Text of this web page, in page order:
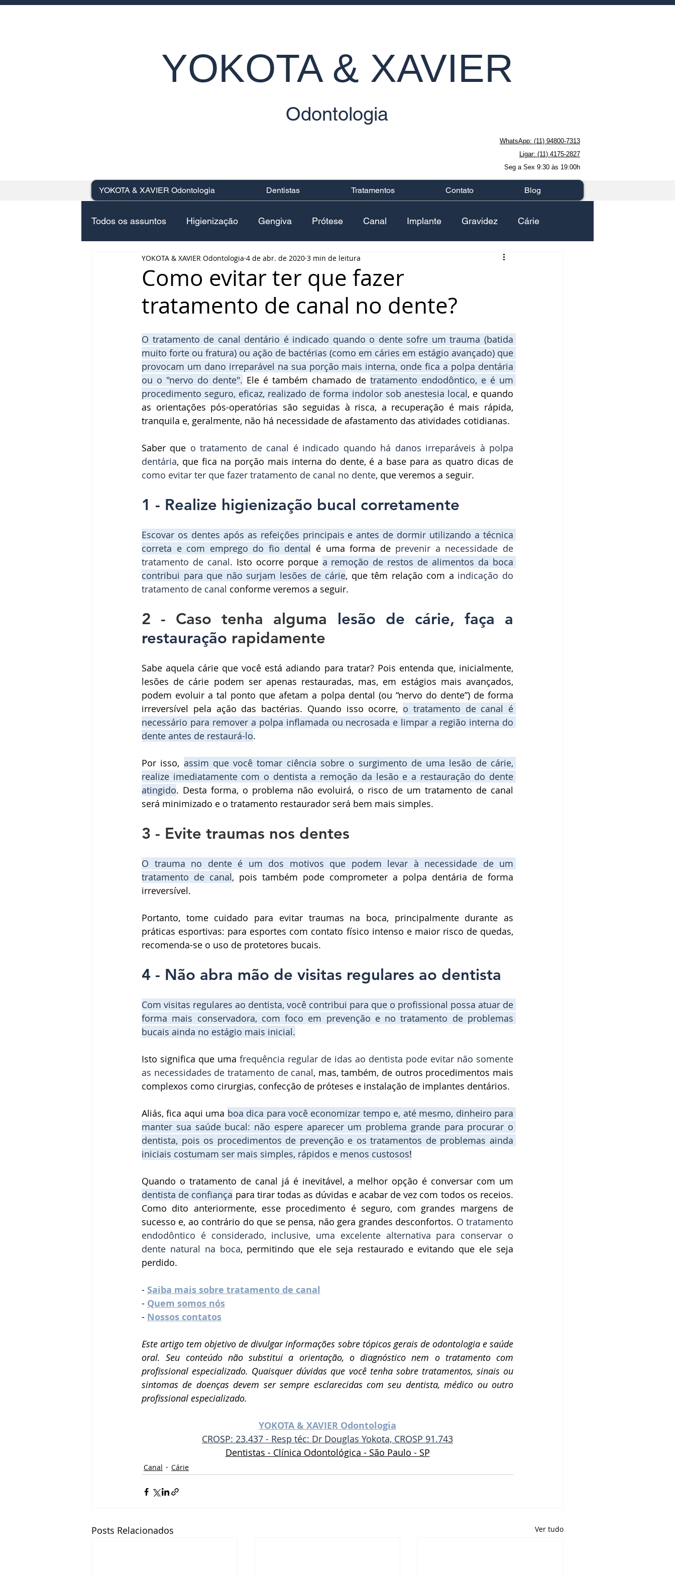
YOKOTA & XAVIER
Odontologia
WhatsApp: (11) 94800-7313
Ligar: (11) 4175-2827
Seg a Sex 9:30 às 19:00h
YOKOTA & XAVIER Odontologia Dentistas Tratamentos Contato Blog
Todos os assuntos Higienização Gengiva Prótese Canal Implante Gravidez Cárie
Clareamento Cirurgia Estética Idosos Alimentação Dor dental
Bruxismo Hálito Curiosidades Sobre Nós Economia
Como evitar ter que fazer
tratamento de canal no dente?
YOKOTA & XAVIER Odontologia 4 de abr. de 2020 3 min de leitura
O tratamento de canal dentário é indicado quando o dente sofre um trauma (batida
muito forte ou fratura) ou ação de bactérias (como em cáries em estágio avançado) que
provocam um dano irreparável na sua porção mais interna, onde fica a polpa dentária
ou o "nervo do dente". Ele é também chamado de tratamento endodôntico, e é um
procedimento seguro, eficaz, realizado de forma indolor sob anestesia local, e quando
as orientações pós-operatórias são seguidas à risca, a recuperação é mais rápida,
tranquila e, geralmente, não há necessidade de afastamento das atividades cotidianas.
Saber que o tratamento de canal é indicado quando há danos irreparáveis à polpa
dentária
como evitar ter que fazer tratamento de canal no dente, que veremos a seguir.
1 - Realize higienização bucal corretamente
Escovar os dentes após as refeições principais e antes de dormir utilizando a técnica
correta e com emprego do fio dental é uma forma de
tratamento de canal. Isto ocorre porque a remoção de restos de alimentos da boca
contribui para que não surjam lesões de cárie, que têm relação com a indicação do
tratamento de canal conforme veremos a seguir.
2 - Caso tenha alguma lesão de cárie, faça a
restauração rapidamente
Sabe aquela cárie que você está adiando para tratar? Pois entenda que, inicialmente,
lesões de cárie podem ser apenas restauradas, mas, em estágios mais avançados,
podem evoluir a tal ponto que afetam a polpa dental (ou “nervo do dente”) de forma
irreversível pela ação das bactérias. Quando isso ocorre, o tratamento de canal é
necessário para remover a polpa inflamada ou necrosada e limpar a região interna do
dente antes de restaurá-lo.
Por isso, assim que você tomar ciência sobre o surgimento de uma lesão de cárie
realize imediatamente com o dentista a remoção da lesão e a restauração do dente
atingido. Desta forma, o problema não evoluirá, o risco de um tratamento de canal
será minimizado e o tratamento restaurador será bem mais simples.
3 - Evite traumas nos dentes
tratamento de canal, pois também pode comprometer a polpa dentária de forma
irreversível.
Portanto, tome cuidado para evitar traumas na boca, principalmente durante as
práticas esportivas: para esportes com contato físico intenso e maior risco de quedas,
recomenda-se o uso de protetores bucais.
4 - Não abra mão de visitas regulares ao dentista
Com visitas regulares ao dentista, você contribui para que o profissional possa atuar de
forma mais conservadora, com foco em prevenção e no tratamento de problemas
bucais ainda no estágio mais inicial.
Isto significa que uma frequência regular de idas ao dentista pode evitar não somente
as necessidades de tratamento de canal, mas, também, de outros procedimentos mais
complexos como cirurgias, confecção de próteses e instalação de implantes dentários.
Aliás, fica aqui uma boa dica para você economizar tempo e, até mesmo, dinheiro para
manter sua saúde bucal: não espere aparecer um problema grande para procurar o
dentista, pois os procedimentos de prevenção e os tratamentos de problemas ainda
iniciais costumam ser mais simples, rápidos e menos custosos!
Quando o tratamento de canal
dentista de confiança para tirar todas as dúvidas e acabar de vez com todos os receios.
Como dito anteriormente, esse procedimento é seguro, com grandes margens de
sucesso e, ao contrário do que se pensa, não gera grandes desconfortos. O tratamento
endodôntico é considerado, inclusive, uma excelente alternativa para conservar o
dente natural na boca, permitindo que ele seja restaurado e evitando que ele seja
perdido.
- Saiba mais sobre tratamento de canal
- Quem somos nós
- Nossos contatos
Este artigo tem objetivo de divulgar informações sobre tópicos gerais de odontologia e saúde
oral. Seu conteúdo não substitui a orientação, o diagnóstico nem o tratamento com
profissional especializado. Quaisquer dúvidas que você tenha sobre tratamentos, sinais ou
sintomas de doenças devem ser sempre esclarecidas com seu dentista, médico ou outro
profissional especializado.
YOKOTA & XAVIER Odontologia
CROSP: 23.437 - Resp téc: Dr Douglas Yokota, CROSP 91.743
Dentistas - Clínica Odontológica - São Paulo - SP
Canal Cárie
Posts Relacionados Ver tudo